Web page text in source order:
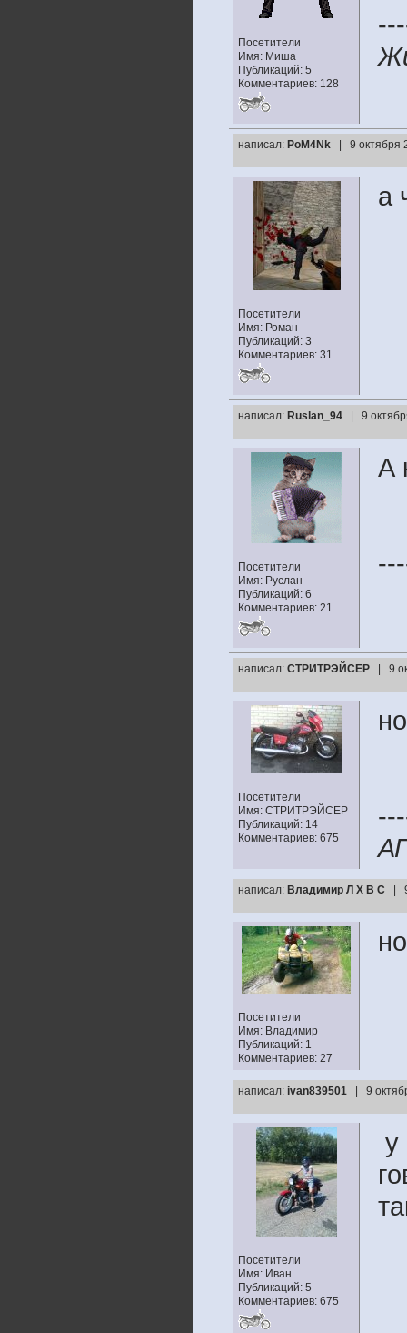
Посетители
Имя: Миша
Публикаций: 5
Комментариев: 128
написал: PoM4Nk | 9 октября
Посетители
Имя: Роман
Публикаций: 3
Комментариев: 31
а
написал: Ruslan_94 | 9
Посетители
Имя: Руслан
Публикаций: 6
Комментариев: 21
А
написал: СТРИТРЭЙСЕР | 9
Посетители
Имя: СТРИТРЭЙСЕР
Публикаций: 14
Комментариев: 675
написал: Владимир Л Х В С |
Посетители
Имя: Владимир
Публикаций: 1
Комментариев: 27
написал: ivan839501 | 9
Посетители
Имя: Иван
Публикаций: 5
Комментариев: 675
у